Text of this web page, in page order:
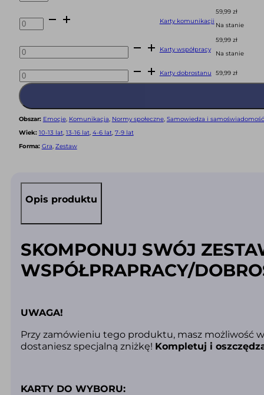
interakcji
Karty
komunikacji
Karty komunikacji
59,99 zł
Na stanie
Karty
współpracy
Karty współpracy
59,99 zł
Na stanie
Karty
dobrostanu
Karty dobrostanu 59,99 zł
Obszar: Emocje, Komunikacja, Normy społeczne, Samowiedza i samoświadomość
Wiek: 10-13 lat, 13-16 lat, 4-6 lat, 7-9 lat
Forma: Gra, Zestaw
Opis produktu
SKOMPONUJ SWÓJ
WSPÓŁPRAPRACY/
UWAGA!
Przy zamówieniu tego produktu, masz możliwość
dostaniesz specjalną zniżkę! Kompletuj i
KARTY DO WYBORU: